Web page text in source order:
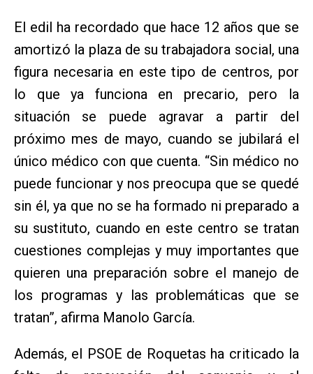
El edil ha recordado que hace 12 años que se
amortizó la plaza de su trabajadora social, una
figura necesaria en este tipo de centros, por
lo que ya funciona en precario, pero la
situación se puede agravar a partir del
próximo mes de mayo, cuando se jubilará el
único médico con que cuenta. “Sin médico no
puede funcionar y nos preocupa que se quedé
sin él, ya que no se ha formado ni preparado a
su sustituto, cuando en este centro se tratan
cuestiones complejas y muy importantes que
quieren una preparación sobre el manejo de
los programas y las problemáticas que se
tratan”, afirma Manolo García.
Además, el PSOE de Roquetas ha criticado la